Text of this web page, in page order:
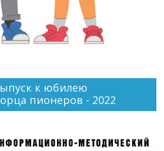
к юбилею
пионеров - 2022